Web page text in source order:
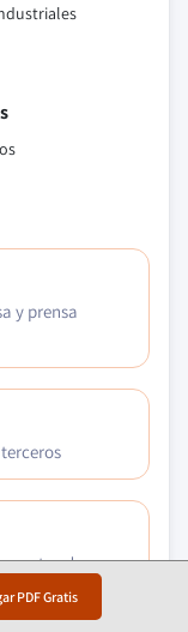
PDF Gratis
y prensa
de